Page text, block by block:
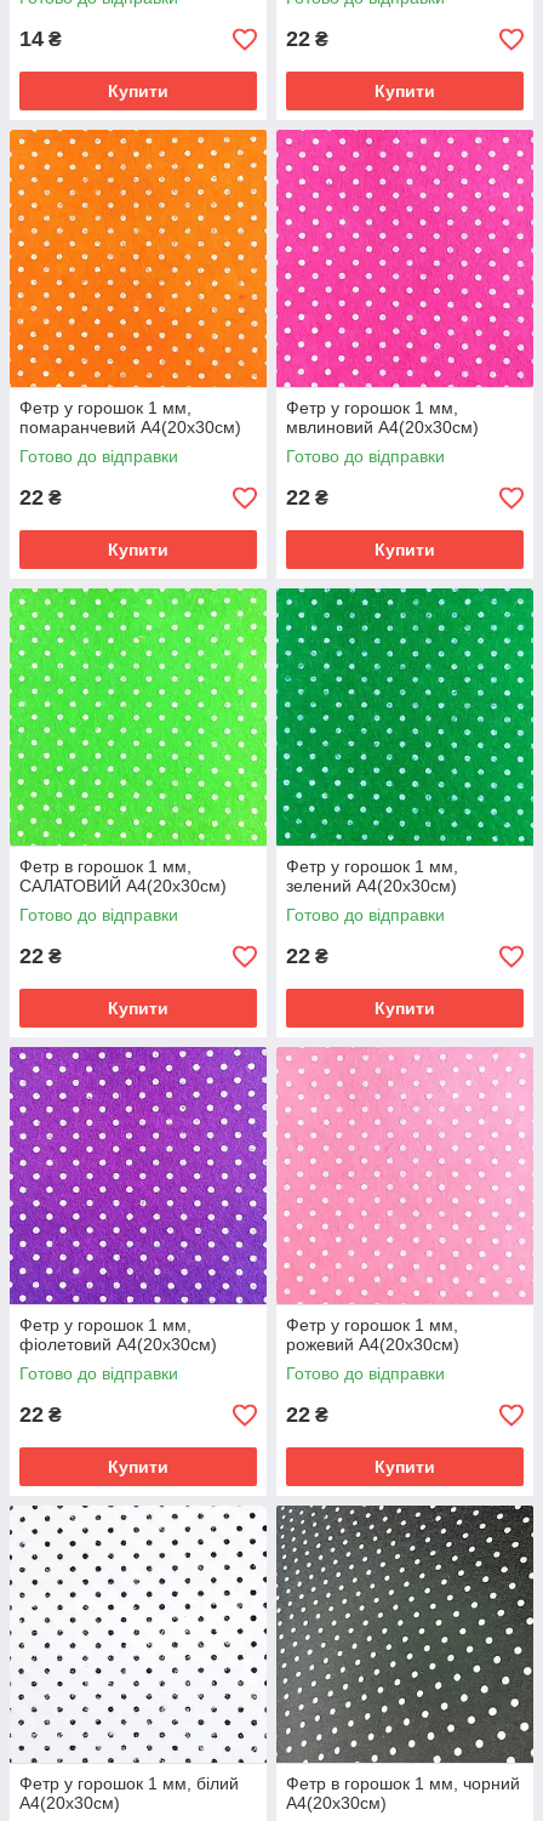
14 ₴
Купити
22 ₴
Купити
Фетр у горошок 1 мм,
помаранчевий А4(20х30см)
Готово до відправки
22 ₴
Купити
Фетр у горошок 1 мм,
мвлиновий А4(20х30см)
Готово до відправки
22 ₴
Купити
Фетр в горошок 1 мм,
САЛАТОВИЙ А4(20х30см)
Готово до відправки
22 ₴
Купити
Фетр у горошок 1 мм,
зелений А4(20х30см)
Готово до відправки
22 ₴
Купити
Фетр у горошок 1 мм,
фіолетовий А4(20х30см)
Готово до відправки
22 ₴
Купити
Фетр у горошок 1 мм,
рожевий А4(20х30см)
Готово до відправки
22 ₴
Купити
Фетр у горошок 1 мм, білий
А4(20х30см)
Фетр в горошок 1 мм, чорний
А4(20х30см)